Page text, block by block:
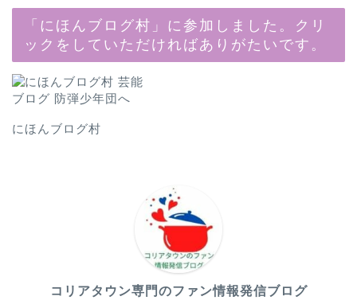
「にほんブログ村」に参加しました。クリ
ックをしていただければありがたいです。
にほんブログ村
コリアタウン専門のファン情報発信ブログ